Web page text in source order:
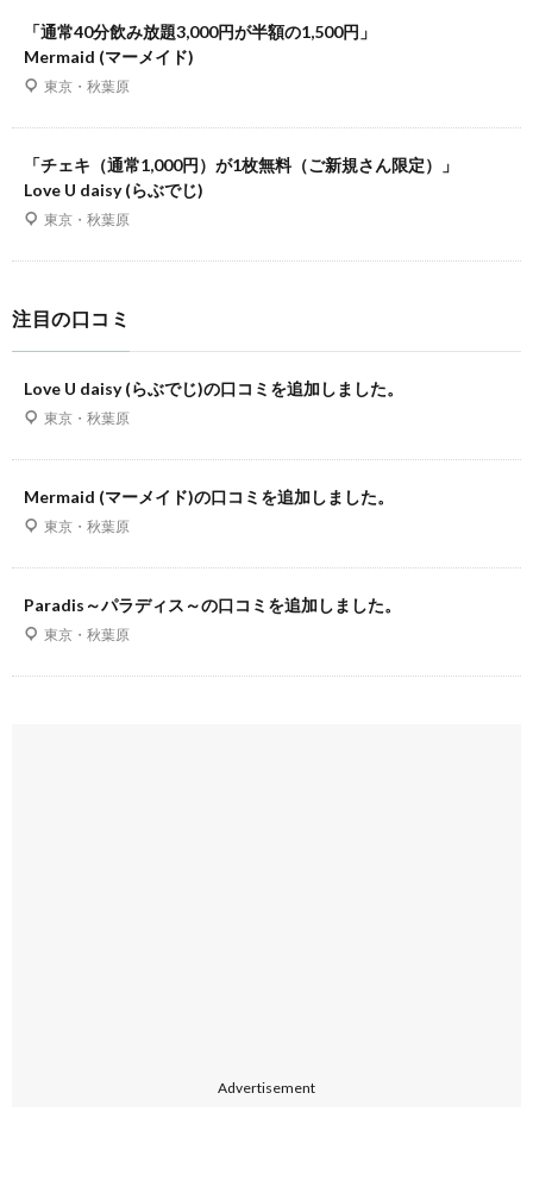
「通常40分飲み放題3,000円が半額の1,500円」
Mermaid (マーメイド)
東京・秋葉原
「チェキ（通常1,000円）が1枚無料（ご新規さん限定）」
Love U daisy (らぶでじ)
東京・秋葉原
注目の口コミ
Love U daisy (らぶでじ)の口コミを追加しました。
東京・秋葉原
Mermaid (マーメイド)の口コミを追加しました。
東京・秋葉原
Paradis～パラディス～の口コミを追加しました。
東京・秋葉原
Advertisement